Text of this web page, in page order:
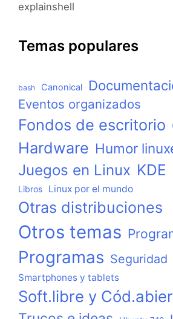
explainshell
Temas populares
bash Canonical
Eventos organizados
Fondos de escritorio
Hardware Humor
Juegos en Linux KDE
Libros Linux por el mundo
Otras distribuciones
Otros temas
Programas Seguridad
Smartphones y tablets
Soft.libre y